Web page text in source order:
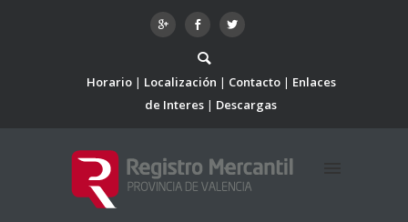
Horario Localización Contacto
Enlaces
de Interes
Descargas